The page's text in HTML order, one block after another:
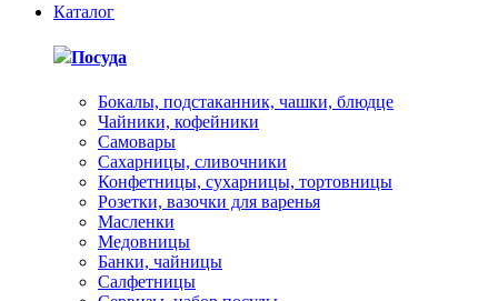
Каталог
Посуда
Бокалы, подстаканник, чашки, блюдце
Чайники, кофейники
Самовары
Сахарницы, сливочники
Конфетницы, сухарницы, тортовницы
Розетки, вазочки для варенья
Масленки
Медовницы
Банки, чайницы
Салфетницы